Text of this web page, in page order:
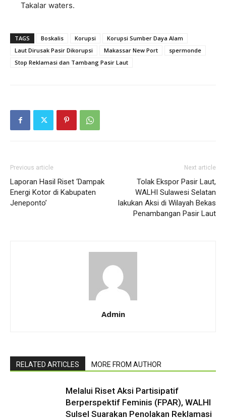
Takalar waters.
TAGS Boskalis Korupsi
Korupsi Sumber Daya Alam
Laut Dirusak Pasir Dikorupsi
Makassar New Port
spermonde
Stop Reklamasi dan Tambang Pasir Laut
Previous article
Laporan Hasil Riset ‘Dampak
Energi Kotor di Kabupaten
Jeneponto’
Next article
Tolak Ekspor Pasir Laut,
WALHI Sulawesi Selatan
lakukan Aksi di Wilayah Bekas
Penambangan Pasir Laut
Admin
RELATED ARTICLES MORE FROM AUTHOR
Melalui Riset Aksi Partisipatif
Berperspektif Feminis (FPAR), WALHI
Sulsel Suarakan Penolakan Reklamasi